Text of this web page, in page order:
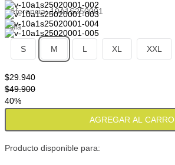
Referencia:10A1S250001
Talla
S M L XL XXL
$29 940
$49.900
40%
AGREGAR AL CARRO
Producto disponible para: